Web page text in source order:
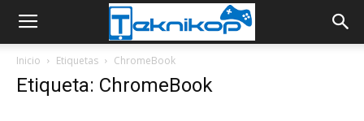
Inicio Etiquetas ChromeBook
Etiqueta: ChromeBook